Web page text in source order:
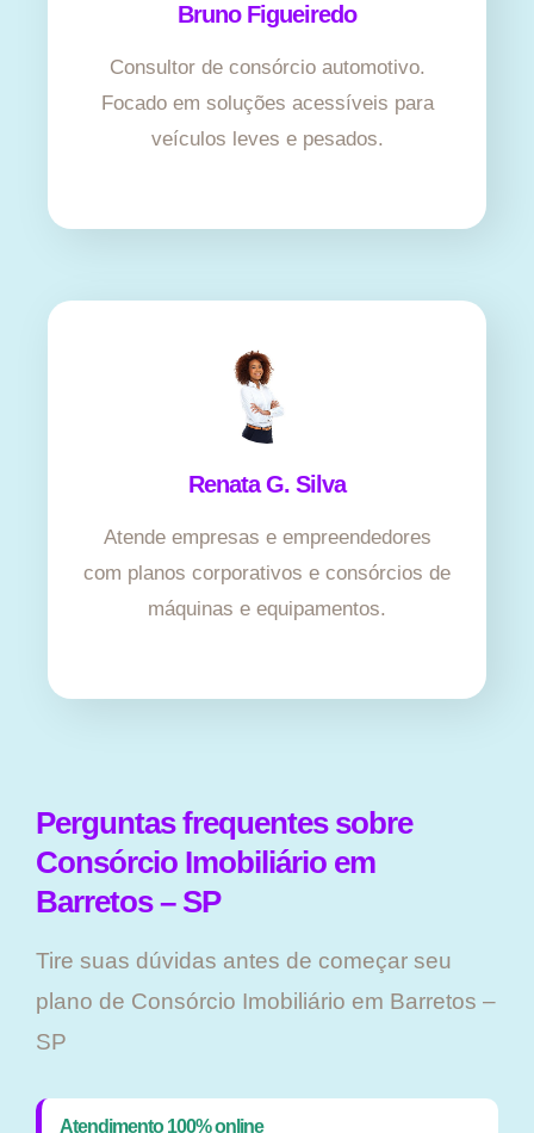
Bruno Figueiredo
Consultor de consórcio automotivo.
Focado em soluções acessíveis para
veículos leves e pesados.
Renata G. Silva
Atende empresas e empreendedores
com planos corporativos e consórcios de
máquinas e equipamentos.
Perguntas frequentes sobre
Consórcio Imobiliário em
Barretos – SP
Tire suas dúvidas antes de começar seu
plano ​de Consórcio Imobiliário em Barretos –
SP
Atendimento 100% online